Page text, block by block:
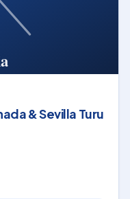
& Sevilla Turu